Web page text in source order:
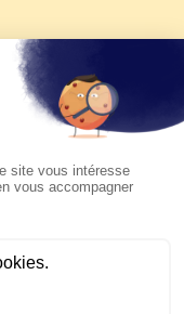
2026 de KTO
pape Léon
sur KTO le
Argentine et
2026